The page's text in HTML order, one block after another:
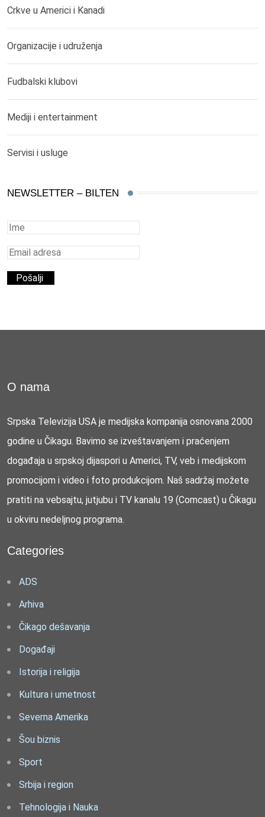
Crkve u Americi i Kanadi
Organizacije i udruženja
Fudbalski klubovi
Mediji i entertainment
Servisi i usluge
NEWSLETTER – BILTEN
O nama
Srpska Televizija USA je medijska kompanija osnovana 2000
godine u Čikagu. Bavimo se izveštavanjem i praćenjem
događaja u srpskoj dijaspori u Americi, TV, veb i medijskom
promocijom i video i foto produkcijom. Naš sadržaj možete
pratiti na vebsajtu, jutjubu i TV kanalu 19 (Comcast) u Čikagu
u okviru nedeljnog programa.
Categories
ADS
Arhiva
Čikago dešavanja
Događaji
Istorija i religija
Kultura i umetnost
Severna Amerika
Šou biznis
Sport
Srbija i region
Tehnologija i Nauka